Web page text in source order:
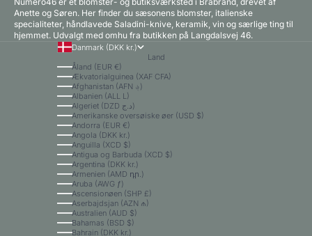
Anette og Søren. Her finder du sæsonens blomster, italienske
specialiteter, håndlavede Saladini-knive, keramik, vin og særlige ting til
hjemmet. Udvalgt med omhu fra butikken på Langdalsvej 46.
Danmark (DKK kr.)
Land
Åland (EUR €)
Ækvatorialguinea (XAF CFA)
Afghanistan (AFN ؋)
Albanien (ALL L)
Algeriet (DZD د.ج)
Amerikanske oversøiske øer (USD $)
Andorra (EUR €)
Angola (DKK kr.)
Anguilla (XCD $)
Antigua og Barbuda (XCD $)
Argentina (DKK kr.)
Armenien (AMD դր.)
Aruba (AWG ƒ)
Ascensionøen (SHP £)
Aserbajdsjan (AZN ₼)
Australien (AUD $)
Bahamas (BSD $)
Bahrain (DKK kr.)